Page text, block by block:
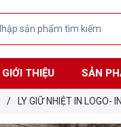
GIỚI THIỆU SẢN
/ LY GIỮ NHIỆT IN LOGO-